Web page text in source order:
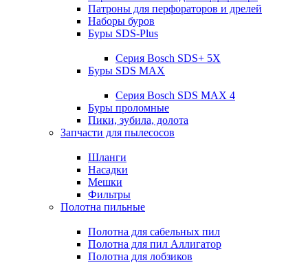
Патроны для перфораторов и дрелей
Наборы буров
Буры SDS-Plus
Серия Bosch SDS+ 5X
Буры SDS MAX
Серия Bosch SDS MAX 4
Буры проломные
Пики, зубила, долота
Запчасти для пылесосов
Шланги
Насадки
Мешки
Фильтры
Полотна пильные
Полотна для сабельных пил
Полотна для пил Аллигатор
Полотна для лобзиков